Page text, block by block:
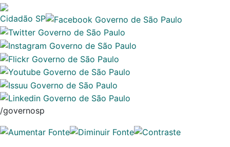
Cidadão SP
/governosp